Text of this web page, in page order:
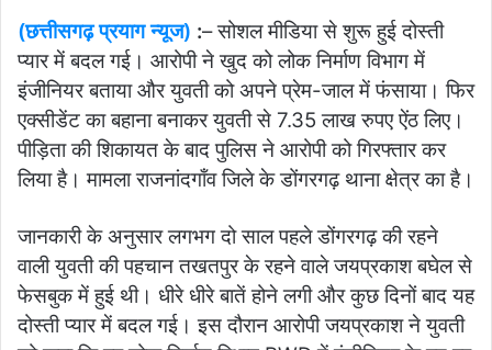
(छत्तीसगढ़ प्रयाग न्यूज) :– सोशल मीडिया से शुरू हुई दोस्ती
प्यार में बदल गई। आरोपी ने खुद को लोक निर्माण विभाग में
इंजीनियर बताया और युवती को अपने प्रेम-जाल में फंसाया। फिर
एक्सीडेंट​​​​​​​ का बहाना बनाकर युवती से 7.35 लाख रुपए ऐंठ लिए।
पीड़िता की शिकायत के बाद पुलिस ने आरोपी को गिरफ्तार कर
लिया है। मामला राजनांदगाँव जिले के डोंगरगढ़ थाना क्षेत्र का है।
जानकारी के अनुसार लगभग दो साल पहले डोंगरगढ़ की रहने
वाली युवती की पहचान तखतपुर के रहने वाले जयप्रकाश बघेल से
फेसबुक में हुई थी। धीरे धीरे बातें होने लगी और कुछ दिनों बाद यह
दोस्ती प्यार में बदल गई। इस दौरान आरोपी जयप्रकाश ने युवती